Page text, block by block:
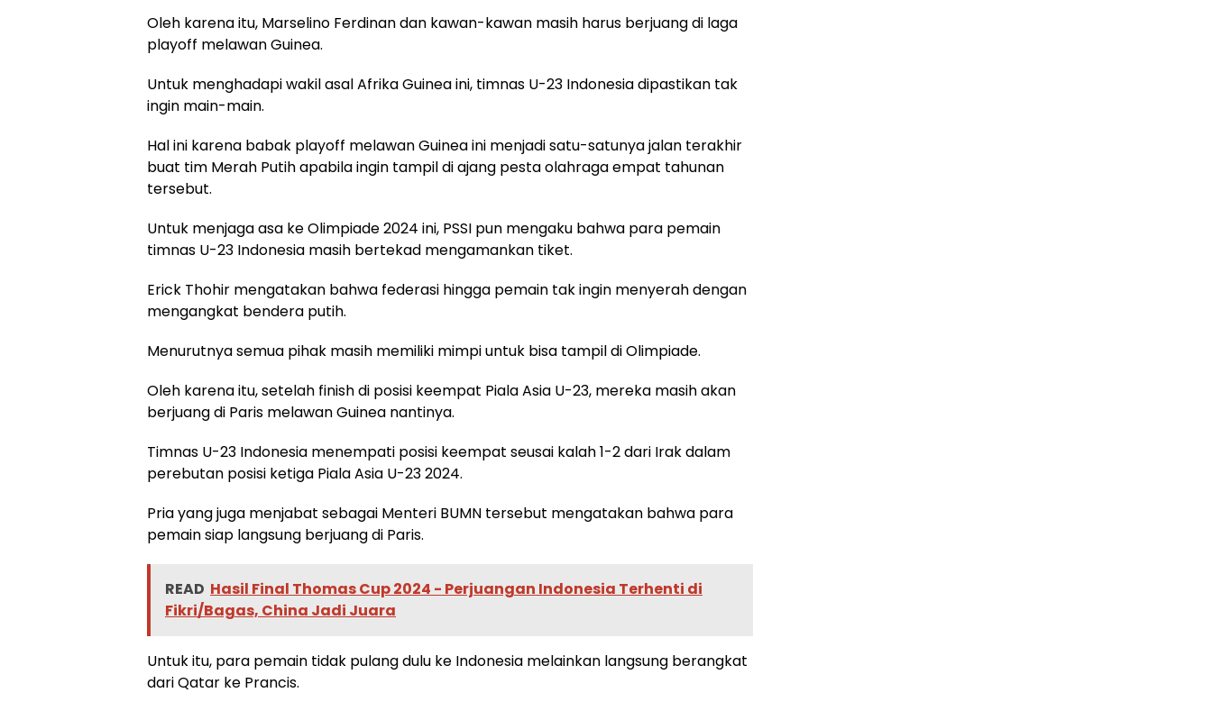
Oleh karena itu, Marselino Ferdinan dan kawan-kawan masih harus berjuang di laga
playoff melawan Guinea.
Untuk menghadapi wakil asal Afrika Guinea ini, timnas U-23 Indonesia dipastikan tak
ingin main-main.
Hal ini karena babak playoff melawan Guinea ini menjadi satu-satunya jalan terakhir
buat tim Merah Putih apabila ingin tampil di ajang pesta olahraga empat tahunan
tersebut.
Untuk menjaga asa ke Olimpiade 2024 ini, PSSI pun mengaku bahwa para pemain
timnas U-23 Indonesia masih bertekad mengamankan tiket.
Erick Thohir mengatakan bahwa federasi hingga pemain tak ingin menyerah dengan
mengangkat bendera putih.
Menurutnya semua pihak masih memiliki mimpi untuk bisa tampil di Olimpiade.
Oleh karena itu, setelah finish di posisi keempat Piala Asia U-23, mereka masih akan
berjuang di Paris melawan Guinea nantinya.
Timnas U-23 Indonesia menempati posisi keempat seusai kalah 1-2 dari Irak dalam
perebutan posisi ketiga Piala Asia U-23 2024.
Pria yang juga menjabat sebagai Menteri BUMN tersebut mengatakan bahwa para
pemain siap langsung berjuang di Paris.
READ Hasil Final Thomas Cup 2024 - Perjuangan Indonesia Terhenti di
Fikri/Bagas, China Jadi Juara
Untuk itu, para pemain tidak pulang dulu ke Indonesia melainkan langsung berangkat
dari Qatar ke Prancis.